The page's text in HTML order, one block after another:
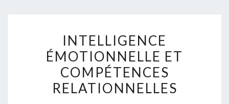
ÉMOTIONNELLE
ET
COMPÉTENCES
RELATIONNELLES
INTELLIGENCE
ÉMOTIONNELLE ET
COMPÉTENCES
RELATIONNELLES